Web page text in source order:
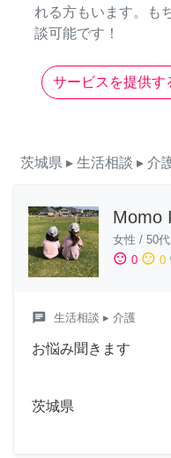
れる方もいます。も
談可能です！
サービスを提供す
茨城県 ▸ 生活相談 ▸ 介
Momo I
女性 / 50代
sentiment_satisfied 0 sentiment_neutral 0
chat 生活相談 ▸ 介護
お悩み聞きます
茨城県